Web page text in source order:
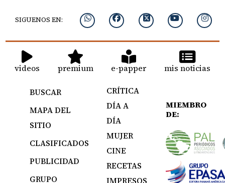
SIGUENOS EN:
videos premium e-papper mis noticias
BUSCAR
MAPA DEL
SITIO
CLASIFICADOS
PUBLICIDAD
GRUPO
CRÍTICA
DÍA A
DÍA
MUJER
CINE
RECETAS
IMPRESOS
MIEMBRO
DE: